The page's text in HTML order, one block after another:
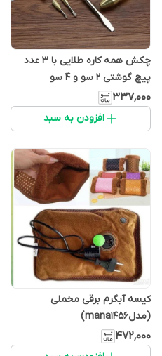
چکش همه کاره طلایی با 3 عدد
پیچ گوشتی 2 سو و 4 سو
(مدلmana1456)
۳۳۷٬۰۰۰
افزودن به سبد
کیسه آبگرم برقی مخملی
(مدلmana1456)
۴۷۲٬۰۰۰